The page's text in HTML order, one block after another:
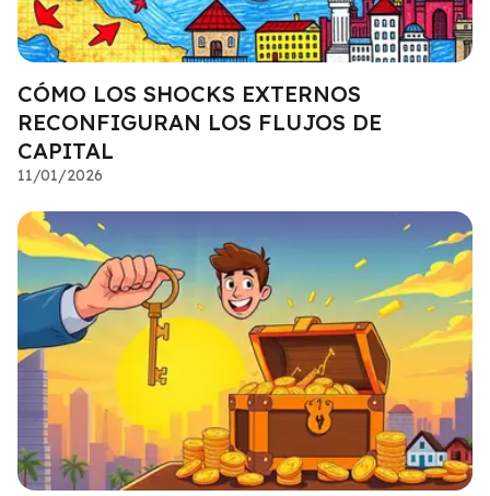
CÓMO LOS SHOCKS EXTERNOS
RECONFIGURAN LOS FLUJOS DE
CAPITAL
11/01/2026